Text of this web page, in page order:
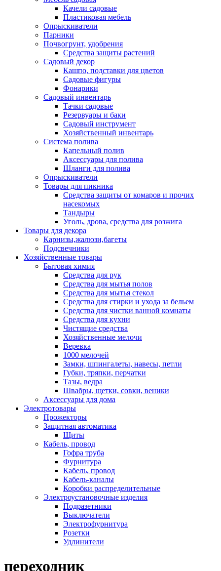
Качели садовые
Пластиковая мебель
Опрыскиватели
Парники
Почвогрунт, удобрения
Средства защиты растений
Садовый декор
Кашпо, подставки для цветов
Садовые фигуры
Фонарики
Садовый инвентарь
Тачки садовые
Резервуары и баки
Садовый инструмент
Хозяйственный инвентарь
Система полива
Капельный полив
Аксессуары для полива
Шланги для полива
Опрыскиватели
Товары для пикника
Средства защиты от комаров и прочих
насекомых
Тандыры
Уголь, дрова, средства для розжига
Товары для декора
Карнизы,жалюзи,багеты
Подсвечники
Хозяйственные товары
Бытовая химия
Средства для рук
Средства для мытья полов
Средства для мытья стекол
Средства для стирки и ухода за бельем
Средства для чистки ванной комнаты
Средства для кухни
Чистящие средства
Хозяйственные мелочи
Веревка
1000 мелочей
Замки, шпингалеты, навесы, петли
Губки, тряпки, перчатки
Тазы, ведра
Швабры, щетки, совки, веники
Аксессуары для дома
Электротовары
Прожекторы
Защитная автоматика
Щиты
Кабель, провод
Гофра труба
Фурнитура
Кабель, провод
Кабель-каналы
Коробки распределительные
Электроустановочные изделия
Подразетники
Выключатели
Электрофурнитура
Розетки
Удлинители
переходник